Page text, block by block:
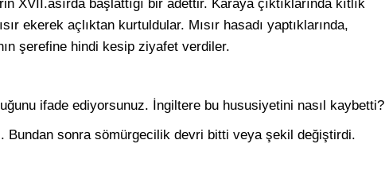
XVII.asırda başlattığı bir âdettir. Karaya çıktıklarında kıtlık
ekerek açlıktan kurtuldular. Mısır hasadı yaptıklarında,
şerefine hindi kesip ziyafet verdiler.
ifade ediyorsunuz. İngiltere bu hususiyetini nasıl kaybetti?
Bundan sonra sömürgecilik devri bitti veya şekil değiştirdi.